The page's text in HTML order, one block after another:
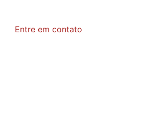
Entre em contato